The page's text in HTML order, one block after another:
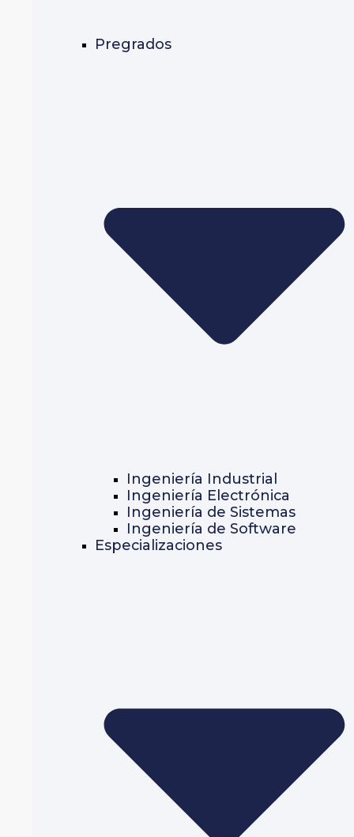
Pregrados
Ingeniería Industrial
Ingeniería Electrónica
Ingeniería de Sistemas
Ingeniería de Software
Especializaciones